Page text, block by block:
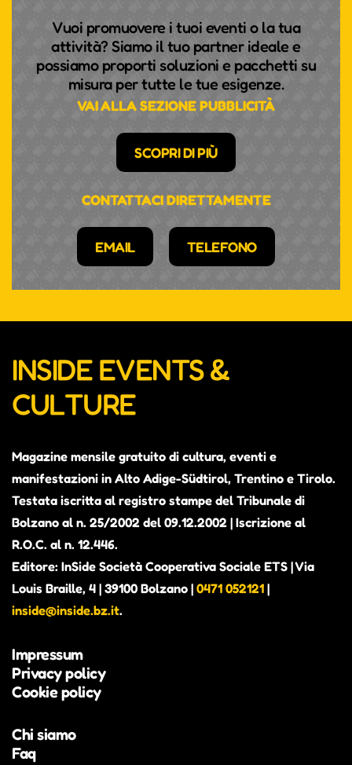
Vuoi promuovere i tuoi eventi o la tua
attività? Siamo il tuo partner ideale e
possiamo proporti soluzioni e pacchetti su
misura per tutte le tue esigenze.
VAI ALLA SEZIONE PUBBLICITÀ
SCOPRI DI PIÙ
CONTATTACI DIRETTAMENTE
EMAIL TELEFONO
INSIDE EVENTS &
CULTURE
Magazine mensile gratuito di cultura, eventi e
manifestazioni in Alto Adige-Südtirol, Trentino e Tirolo.
Testata iscritta al registro stampe del Tribunale di
Bolzano al n. 25/2002 del 09.12.2002 | Iscrizione al
R.O.C. al n. 12.446.
Editore: InSide Società Cooperativa Sociale ETS | Via
Louis Braille, 4 | 39100 Bolzano | 0471 052121 |
inside@inside.bz.it.
Impressum
Privacy policy
Cookie policy
Chi siamo
Faq